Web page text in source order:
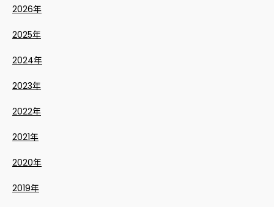
2026年
2025年
2024年
2023年
2022年
2021年
2020年
2019年